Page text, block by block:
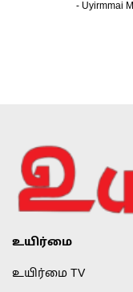
- Uyirmmai
உயிர்மை
உயிர்மை TV